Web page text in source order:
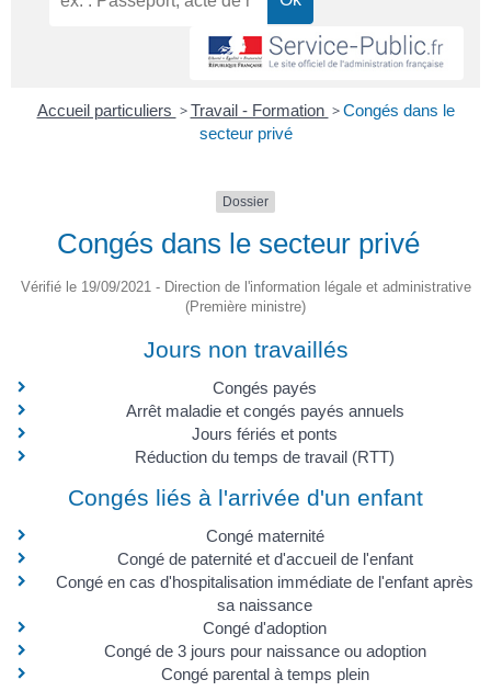
Accueil particuliers > Travail - Formation > Congés dans le
secteur privé
Dossier
Congés dans le secteur privé
Vérifié le 19/09/2021 - Direction de l'information légale et administrative
(Première ministre)
Jours non travaillés
Congés payés
Arrêt maladie et congés payés annuels
Jours fériés et ponts
Réduction du temps de travail (RTT)
Congés liés à l'arrivée d'un enfant
Congé maternité
Congé de paternité et d'accueil de l'enfant
Congé en cas d'hospitalisation immédiate de l'enfant après
sa naissance
Congé d'adoption
Congé de 3 jours pour naissance ou adoption
Congé parental à temps plein